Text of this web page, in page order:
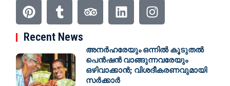
Recent News
അനർഹരേയും ഒന്നിൽ കൂടുതൽ
പെൻഷൻ വാങ്ങുന്നവരേയും
ഒഴിവാക്കാൻ‌; വിശദീകരണവുമായി
സർക്കാർ